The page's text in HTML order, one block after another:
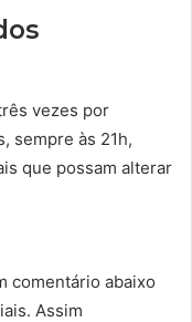
vezes por
sempre às 21h,
que possam alterar
comentário abaixo
Assim